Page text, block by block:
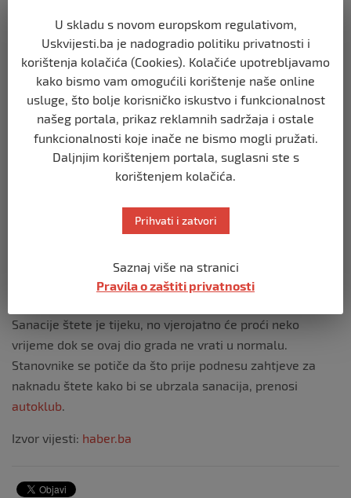
View this post on Instagram
A post shared by The Weather Channel (@weatherchannel)
Sanacije štete je tijeku, no vjerojatno će proći neko
vrijeme dok se ovaj dio grada ne vrati u normalu.
Stanovnike se potiče da što prije podnesu zahtjeve za
naknadu štete kako bi se ubrzala sanacija, prenosi
autoklub.
Izvor vijesti: haber.ba
U skladu s novom europskom regulativom,
Uskvijesti.ba je nadogradio politiku privatnosti i
korištenja kolačića (Cookies). Kolačiće upotrebljavamo
kako bismo vam omogućili korištenje naše online
usluge, što bolje korisničko iskustvo i funkcionalnost
našeg portala, prikaz reklamnih sadržaja i ostale
funkcionalnosti koje inače ne bismo mogli pružati.
Daljnjim korištenjem portala, suglasni ste s
korištenjem kolačića.
Prihvati i zatvori
Saznaj više na stranici
Pravila o zaštiti privatnosti